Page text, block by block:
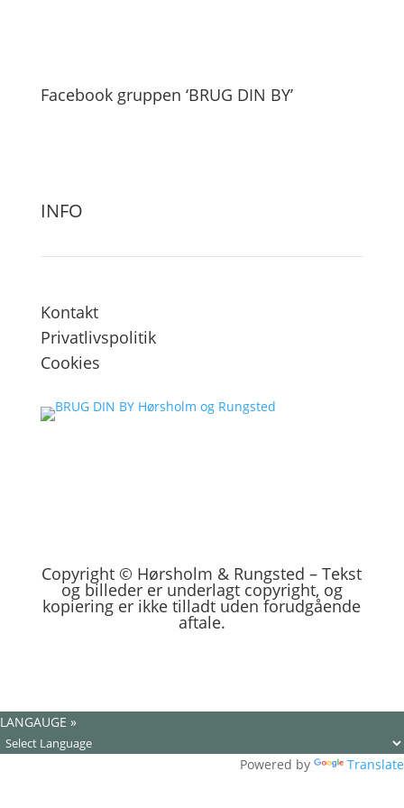
Facebook gruppen ‘BRUG DIN BY’
INFO
Kontakt
Privatlivspolitik
Cookies
Copyright © Hørsholm & Rungsted – Tekst
og billeder er underlagt copyright, og
kopiering er ikke tilladt uden forudgående
aftale.
LANGAUGE »
Powered by Translate